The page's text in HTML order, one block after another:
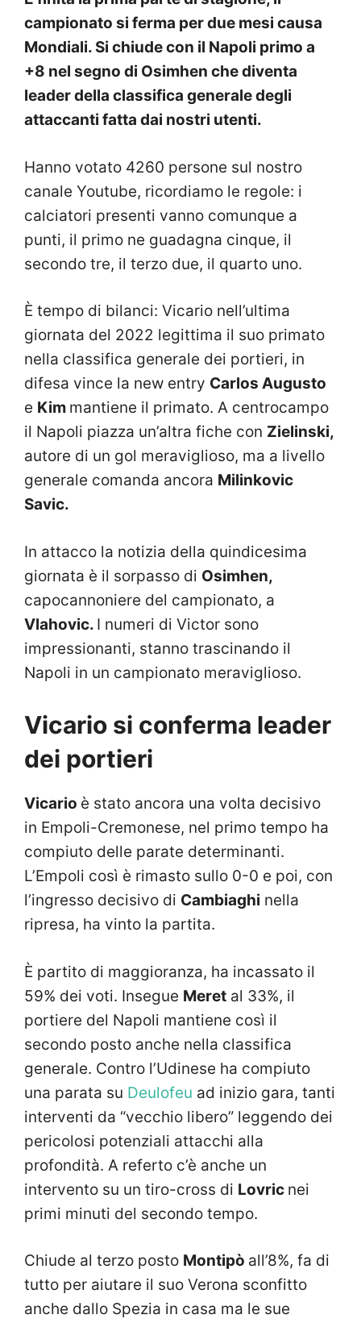
campionato si ferma per due mesi causa
Mondiali. Si chiude con il Napoli primo a
+8 nel segno di Osimhen che diventa
leader della classifica generale degli
attaccanti fatta dai nostri utenti.
Hanno votato 4260 persone sul nostro
canale Youtube, ricordiamo le regole: i
calciatori presenti vanno comunque a
punti, il primo ne guadagna cinque, il
secondo tre, il terzo due, il quarto uno.
È tempo di bilanci: Vicario nell’ultima
giornata del 2022 legittima il suo primato
nella classifica generale dei portieri, in
difesa vince la new entry Carlos Augusto
e Kim mantiene il primato. A centrocampo
il Napoli piazza un’altra fiche con Zielinski,
autore di un gol meraviglioso, ma a livello
generale comanda ancora Milinkovic
Savic.
In attacco la notizia della quindicesima
giornata è il sorpasso di Osimhen,
capocannoniere del campionato, a
Vlahovic. I numeri di Victor sono
impressionanti, stanno trascinando il
Napoli in un campionato meraviglioso.
Vicario si conferma leader
dei portieri
Vicario è stato ancora una volta decisivo
in Empoli-Cremonese, nel primo tempo ha
compiuto delle parate determinanti.
L’Empoli così è rimasto sullo 0-0 e poi, con
l’ingresso decisivo di Cambiaghi nella
ripresa, ha vinto la partita.
È partito di maggioranza, ha incassato il
59% dei voti. Insegue Meret al 33%, il
portiere del Napoli mantiene così il
secondo posto anche nella classifica
generale. Contro l’Udinese ha compiuto
una parata su Deulofeu ad inizio gara, tanti
interventi da “vecchio libero” leggendo dei
pericolosi potenziali attacchi alla
profondità. A referto c’è anche un
intervento su un tiro-cross di Lovric nei
primi minuti del secondo tempo.
Chiude al terzo posto Montipò all’8%, fa di
tutto per aiutare il suo Verona sconfitto
anche dallo Spezia in casa ma le sue